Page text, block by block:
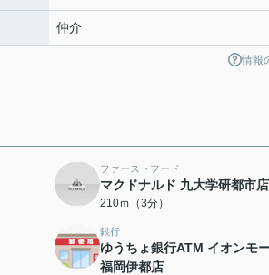
仲介
情報
ファーストフード
マクドナルド 九大学研都市店
210ｍ（3分）
銀行
ゆうちょ銀行ATM イオンモ
福岡伊都店